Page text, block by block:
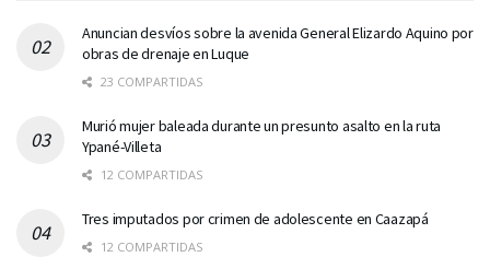
Anuncian desvíos sobre la avenida General Elizardo Aquino por
obras de drenaje en Luque
23 COMPARTIDAS
Murió mujer baleada durante un presunto asalto en la ruta
Ypané-Villeta
12 COMPARTIDAS
Tres imputados por crimen de adolescente en Caazapá
12 COMPARTIDAS